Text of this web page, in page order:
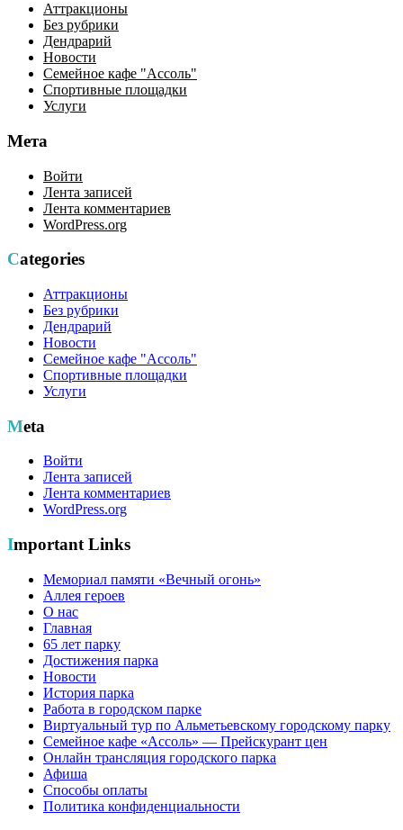
Аттракционы
Без рубрики
Дендрарий
Новости
Семейное кафе "Ассоль"
Спортивные площадки
Услуги
Мета
Войти
Лента записей
Лента комментариев
WordPress.org
Categories
Аттракционы
Без рубрики
Дендрарий
Новости
Семейное кафе "Ассоль"
Спортивные площадки
Услуги
Meta
Войти
Лента записей
Лента комментариев
WordPress.org
Important Links
Мемориал памяти «Вечный огонь»
Аллея героев
О нас
Главная
65 лет парку
Достижения парка
Новости
История парка
Работа в городском парке
Виртуальный тур по Альметьевскому городскому парку
Семейное кафе «Ассоль» — Прейскурант цен
Онлайн трансляция городского парка
Афиша
Способы оплаты
Политика конфиденциальности